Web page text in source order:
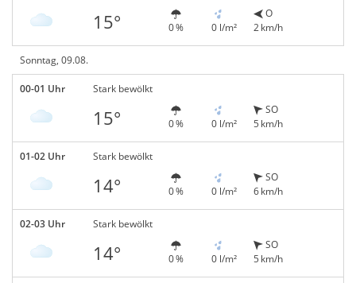
15° 0 % 0 l/m²
O
2 km/h
Sonntag, 09.08.
00-01 Uhr Stark bewölkt
15° 0 % 0 l/m²
SO
5 km/h
01-02 Uhr Stark bewölkt
14° 0 % 0 l/m²
SO
6 km/h
02-03 Uhr Stark bewölkt
14° 0 % 0 l/m²
SO
5 km/h